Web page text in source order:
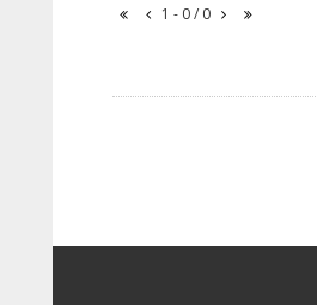
1 - 0 / 0